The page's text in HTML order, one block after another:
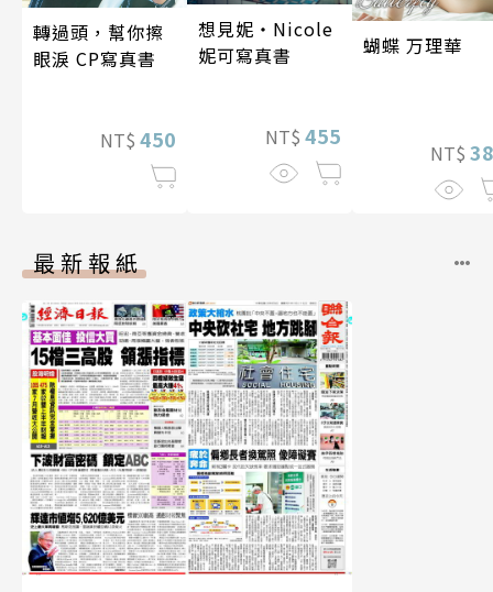
轉過頭，幫你擦
眼淚 CP寫真書
NT$ 450
想見妮‧Nicole
妮可寫真書
NT$ 455
蝴蝶 万理華
NT$
最新報紙